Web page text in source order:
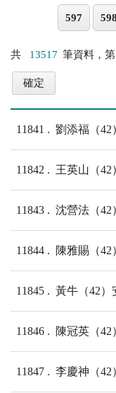
597 598
共 13517 筆資料，第
11841 劉添福（42
11842 王英山（42
11843 沈營法（42
11844 陳雅賜（42
11845 黃牛（42）
11846 陳冠英（42
11847 李慶神（42